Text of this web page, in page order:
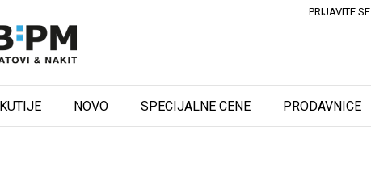
PRIJAVITE SE
NOVO SPECIJALNE CENE PRODAVNICE